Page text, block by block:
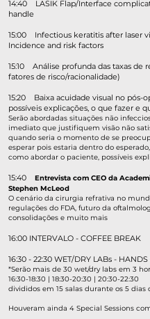
14:40 LASIK Flap/Interface
handle
15:00 Infectious keratitis after laser
Incidence and risk factors
15:10 Análise profunda das taxas de
fatores de risco/racionalidade)
15:20 Baixa acuidade visual no pós-
possíveis explicações, o que fazer e
Serão abordadas situações não
imediato que justifiquem visão não
quando seria o momento de se
esperar pois estaria dentro do esperado,
como abordar o paciente, possíveis
15:40 Entrevista com CEO da
Stephen McLeod
O cenário da cirurgia refrativa no
regulações do FDA, futuro da
consolidações e muito mais
16:00 INTERVALO - COFFEE BREAK​
16:30 - 22:30 WET/DRY LABs - HANDS
*Serão mais de 30 wet/dry labs em 3
16:30-18:30 | 18:30-20:30 | 20:30-22:30
divididos em 15 salas durante os 5 dias
Houveram ainda 4 Special Sessions